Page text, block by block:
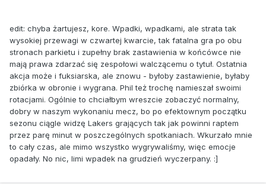
edit: chyba żartujesz, kore. Wpadki, wpadkami, ale strata tak
wysokiej przewagi w czwartej kwarcie, tak fatalna gra po obu
stronach parkietu i zupełny brak zastawienia w końcówce nie
mają prawa zdarzać się zespołowi walczącemu o tytuł. Ostatnia
akcja może i fuksiarska, ale znowu - byłoby zastawienie, byłaby
zbiórka w obronie i wygrana. Phil też trochę namieszał swoimi
rotacjami. Ogólnie to chciałbym wreszcie zobaczyć normalny,
dobry w naszym wykonaniu mecz, bo po efektownym początku
sezonu ciągle widzę Lakers grających tak jak powinni raptem
przez parę minut w poszczególnych spotkaniach. Wkurzało mnie
to cały czas, ale mimo wszystko wygrywaliśmy, więc emocje
opadały. No nic, limi wpadek na grudzień wyczerpany. :]